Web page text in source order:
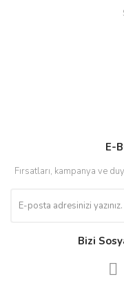
E-
Fırsatları, kampanya ve
Bizi